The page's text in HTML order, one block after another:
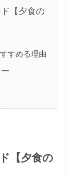
【夕食の
すめる理由
【夕食の